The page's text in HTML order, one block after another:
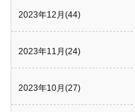
2023年12月(44)
2023年11月(24)
2023年10月(27)